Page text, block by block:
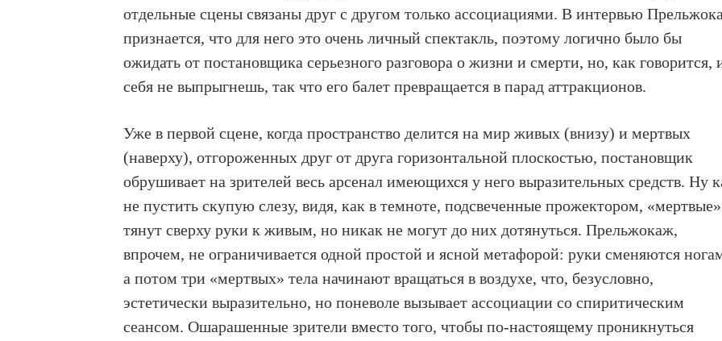
отдельные сцены связаны друг с другом только ассоциациями. В интервью
признается, что для него это очень личный спектакль, поэтому логично было бы
ожидать от постановщика серьезного разговора о жизни и смерти, но, как говорится,
себя не выпрыгнешь, так что его балет превращается в парад аттракционов.
Уже в первой сцене, когда пространство делится на мир живых (внизу) и мертвых
(наверху), отгороженных друг от друга горизонтальной плоскостью, постановщик
обрушивает на зрителей весь арсенал имеющихся у него выразительных средств. Ну
не пустить скупую слезу, видя, как в темноте, подсвеченные прожектором, «мертвые»
тянут сверху руки к живым, но никак не могут до них дотянуться. Прельжокаж,
впрочем, не ограничивается одной простой и ясной метафорой: руки сменяются
а потом три «мертвых» тела начинают вращаться в воздухе, что, безусловно,
эстетически выразительно, но поневоле вызывает ассоциации со спиритическим
сеансом. Ошарашенные зрители вместо того, чтобы по-настоящему проникнуться